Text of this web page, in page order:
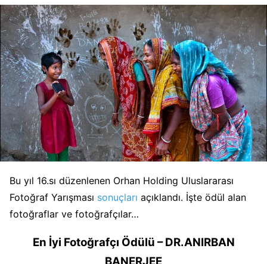
Bu yıl 16.sı düzenlenen Orhan Holding Uluslararası
Fotoğraf Yarışması sonuçları açıklandı. İşte ödül alan
fotoğraflar ve fotoğrafçılar…
En İyi Fotoğrafçı Ödülü – DR.ANIRBAN